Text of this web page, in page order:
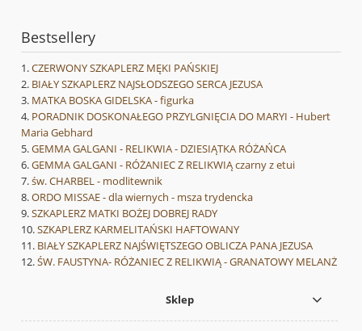
Bestsellery
CZERWONY SZKAPLERZ MĘKI PAŃSKIEJ
BIAŁY SZKAPLERZ NAJSŁODSZEGO SERCA JEZUSA
MATKA BOSKA GIDELSKA - figurka
PORADNIK DOSKONAŁEGO PRZYLGNIĘCIA DO MARYI - Hubert
Maria Gebhard
GEMMA GALGANI - RELIKWIA - DZIESIĄTKA RÓŻAŃCA
GEMMA GALGANI - RÓŻANIEC Z RELIKWIĄ czarny z etui
św. CHARBEL - modlitewnik
ORDO MISSAE - dla wiernych - msza trydencka
SZKAPLERZ MATKI BOŻEJ DOBREJ RADY
SZKAPLERZ KARMELITAŃSKI HAFTOWANY
BIAŁY SZKAPLERZ NAJŚWIĘTSZEGO OBLICZA PANA JEZUSA
ŚW. FAUSTYNA- RÓŻANIEC Z RELIKWIĄ - GRANATOWY MELANŻ
Sklep